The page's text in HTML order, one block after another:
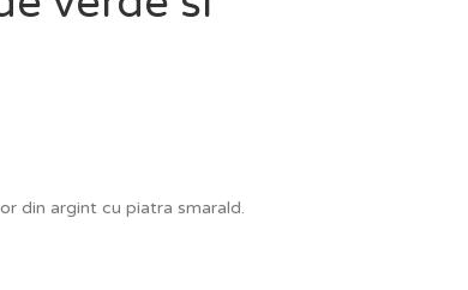
din argint cu piatra smarald.